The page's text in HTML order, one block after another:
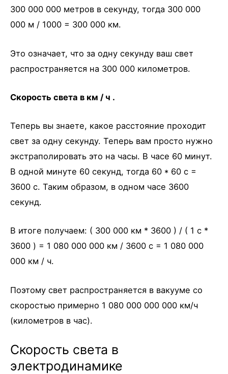
300 000 000 метров в секунду, тогда 300 000
000 м / 1000 = 300 000 км.
Это означает, что за одну секунду ваш свет
распространяется на 300 000 километров.
Скорость света в км / ч .
Теперь вы знаете, какое расстояние проходит
свет за одну секунду. Теперь вам просто нужно
экстраполировать это на часы. В часе 60 минут.
В одной минуте 60 секунд, тогда 60 * 60 с =
3600 с. Таким образом, в одном часе 3600
секунд.
В итоге получаем: ( 300 000 км * 3600 ) / ( 1 c *
3600 ) = 1 080 000 000 км / 3600 с = 1 080 000
000 км / ч.
Поэтому свет распространяется в вакууме со
скоростью примерно 1 080 000 000 000 км/ч
(километров в час).
Скорость света в
электродинамике